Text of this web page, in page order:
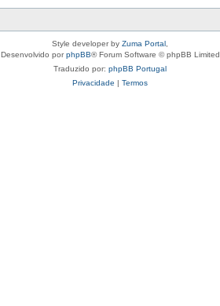
Style developer by Zuma Portal
Desenvolvido porphpBB® Forum Software © phpBB Limited
Traduzido por: phpBB Portugal
Privacidade | Termos